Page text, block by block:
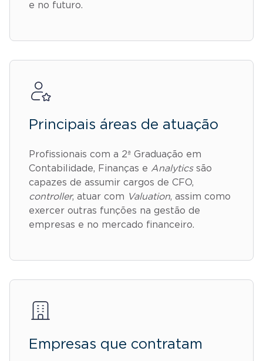
e no futuro.
Principais áreas de atuação
Profissionais com a 2ª Graduação em
Contabilidade, Finanças e Analyticssão
capazes de assumir cargos de CFO,
controller, atuar com Valuation, assim como
exercer outras funções na gestão de
empresas e no mercado financeiro.
Empresas que contratam